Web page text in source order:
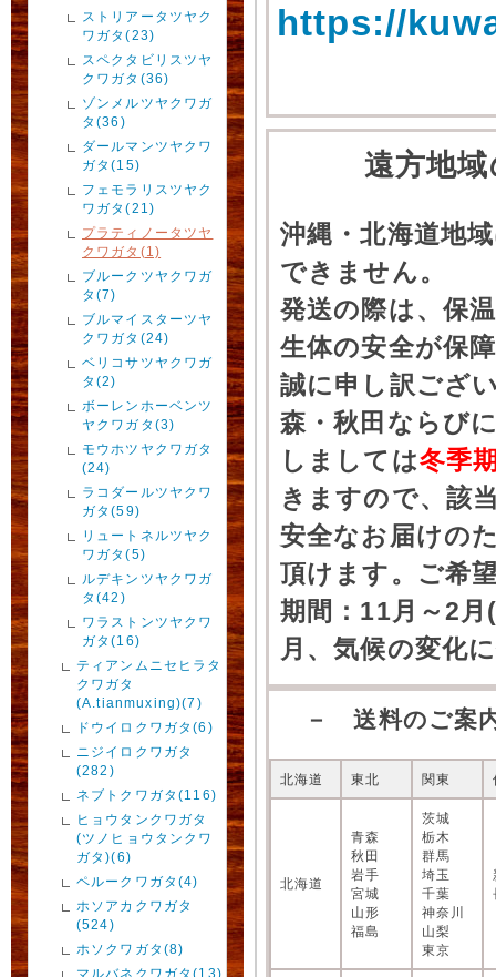
ストリアータツヤク
ワガタ(23)
スペクタビリスツヤ
クワガタ(36)
ゾンメルツヤクワガ
タ(36)
ダールマンツヤクワ
ガタ(15)
フェモラリスツヤク
ワガタ(21)
プラティノータツヤ
クワガタ(1)
ブルークツヤクワガ
タ(7)
ブルマイスターツヤ
クワガタ(24)
ベリコサツヤクワガ
タ(2)
ボーレンホーベンツ
ヤクワガタ(3)
モウホツヤクワガタ
(24)
ラコダールツヤクワ
ガタ(59)
リュートネルツヤク
ワガタ(5)
ルデキンツヤクワガ
タ(42)
ワラストンツヤクワ
ガタ(16)
ティアンムニセヒラタ
クワガタ
(A.tianmuxing)(7)
ドウイロクワガタ(6)
ニジイロクワガタ
(282)
ネブトクワガタ(116)
ヒョウタンクワガタ
(ツノヒョウタンクワ
ガタ)(6)
ペルークワガタ(4)
ホソアカクワガタ
(524)
ホソクワガタ(8)
マルバネクワガタ(13)
https://
遠方地
沖縄・北海道地
できません。
発送の際は、保
生体の安全が保
誠に申し訳ござ
森・秋田ならび
しましては冬季
きますので、該
安全なお届けの
頂けます。ご希
期間：11月～2
月、気候の変化
－ 送料のご案
北海道 東北 関東
北海道
青森
秋田
岩手
宮城
山形
福島
茨城
栃木
群馬
埼玉
千葉
神奈川
山梨
東京